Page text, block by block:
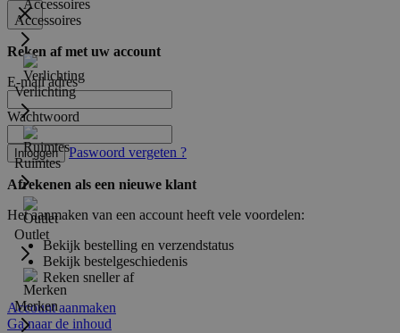
Accessoires
Verlichting
Ruimtes
Outlet
Merken
Reken af met uw account
E-mail adres
Wachtwoord
Inloggen Paswoord vergeten ?
Afrekenen als een nieuwe klant
Het aanmaken van een account heeft vele voordelen:
Bekijk bestelling en verzendstatus
Bekijk bestelgeschiedenis
Reken sneller af
Account aanmaken
Ga naar de inhoud